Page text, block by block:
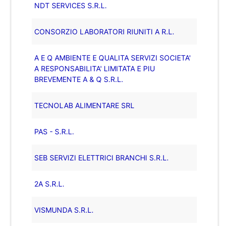
NDT SERVICES S.R.L.
CONSORZIO LABORATORI RIUNITI A R.L.
A E Q AMBIENTE E QUALITA SERVIZI SOCIETA'
A RESPONSABILITA' LIMITATA E PIU
BREVEMENTE A & Q S.R.L.
TECNOLAB ALIMENTARE SRL
PAS - S.R.L.
SEB SERVIZI ELETTRICI BRANCHI S.R.L.
2A S.R.L.
VISMUNDA S.R.L.